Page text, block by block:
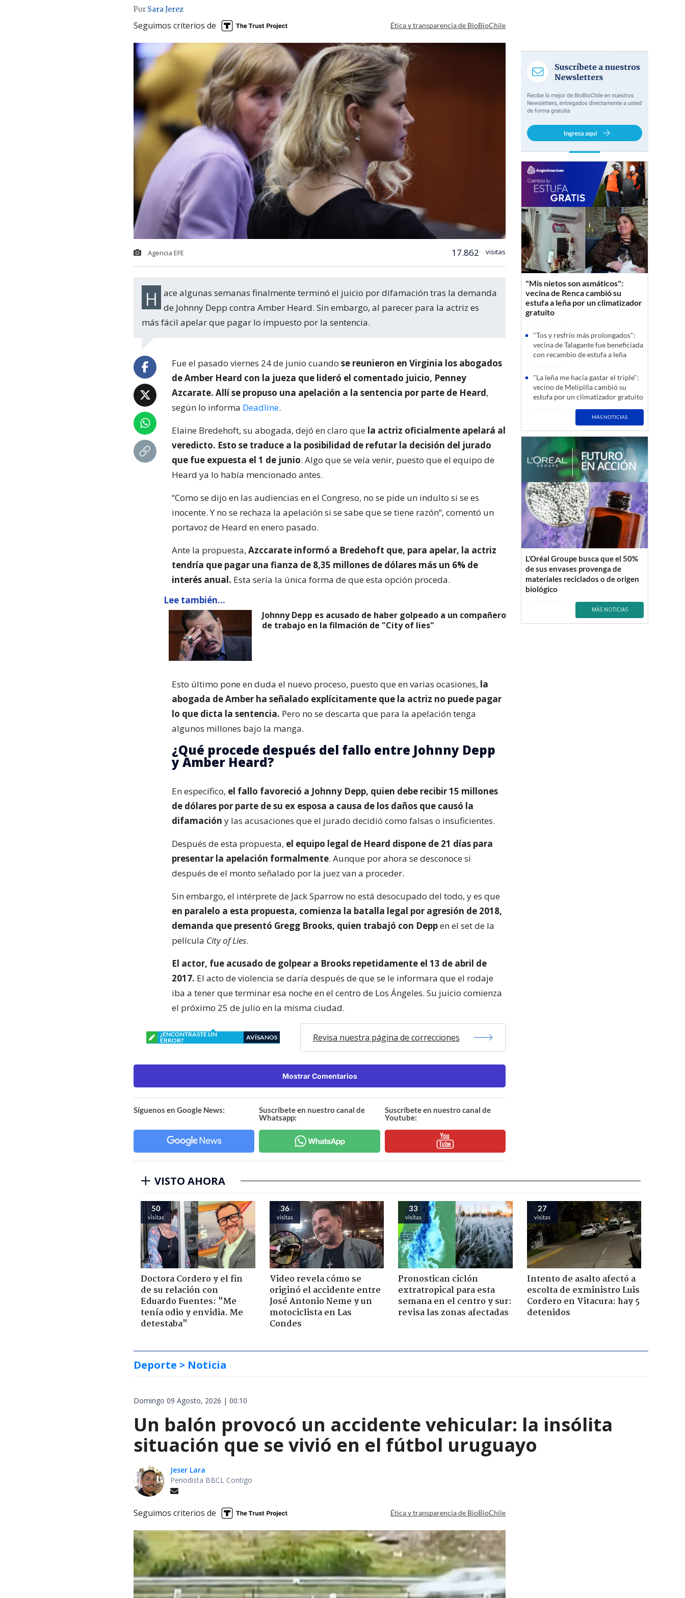
PorSara Jerez
Seguimos criterios de Ética y transparencia de BioBioChile
Agencia EFE 17.862 visitas
Hace algunas semanas finalmente terminó el juicio por difamación tras la demanda
de Johnny Depp contra Amber Heard. Sin embargo, al parecer para la actriz es
más fácil apelar que pagar lo impuesto por la sentencia.
Fue el pasado viernes 24 de junio cuando se reunieron en Virginia los abogados
de Amber Heard con la jueza que lideró el comentado juicio, Penney
Azcarate. Allí se propuso una apelación a la sentencia por parte de Heard,
según lo informa Deadline.
Elaine Bredehoft, su abogada, dejó en claro que la actriz oficialmente apelará al
veredicto. Esto se traduce a la posibilidad de refutar la decisión del jurado
que fue expuesta el 1 de junio. Algo que se veía venir, puesto que el equipo de
Heard ya lo había mencionado antes.
“Como se dijo en las audiencias en el Congreso, no se pide un indulto si se es
inocente. Y no se rechaza la apelación si se sabe que se tiene razón”, comentó un
portavoz de Heard en enero pasado.
Ante la propuesta, Azccarate informó a Bredehoft que, para apelar, la actriz
tendría que pagar una fianza de 8,35 millones de dólares más un 6% de
interés anual. Esta sería la única forma de que esta opción proceda.
Lee también...
Johnny Depp es acusado de haber golpeado a un compañero
de trabajo en la filmación de "City of lies"
Esto último pone en duda el nuevo proceso, puesto que en varias ocasiones, la
abogada de Amber ha señalado explícitamente que la actriz no puede pagar
lo que dicta la sentencia. Pero no se descarta que para la apelación tenga
algunos millones bajo la manga.
¿Qué procede después del fallo entre Johnny Depp
y Amber Heard?
En específico, el fallo favoreció a Johnny Depp, quien debe recibir 15 millones
de dólares por parte de su ex esposa a causa de los daños que causó la
difamación y las acusaciones que el jurado decidió como falsas o insuficientes.
Después de esta propuesta, el equipo legal de Heard dispone de 21 días para
presentar la apelación formalmente. Aunque por ahora se desconoce si
después de el monto señalado por la juez van a proceder.
Sin embargo, el intérprete de Jack Sparrow no está desocupado del todo, y es que
en paralelo a esta propuesta, comienza la batalla legal por agresión de 2018,
demanda que presentó Gregg Brooks, quien trabajó con Deppen el set de la
película City of Lies.
El actor, fue acusado de golpear a Brooks repetidamente el 13 de abril de
2017. El acto de violencia se daría después de que se le informara que el rodaje
iba a tener que terminar esa noche en el centro de Los Ángeles. Su juicio comienza
el próximo 25 de julio en la misma ciudad.
¿ENCONTRASTE UN
ERROR?
AVÍSANOS Revisa nuestra página de correcciones
Mostrar Comentarios
Síguenos en Google News:
Suscríbete en nuestro canal de
Whatsapp:
Suscríbete en nuestro canal de
Youtube:
"Mis nietos son asmáticos":
vecina de Renca cambió su
estufa a leña por un climatizador
gratuito
"Tos y resfrío más prolongados":
vecina de Talagante fue beneficiada
con recambio de estufa a leña
"La leña me hacía gastar el triple":
vecino de Melipilla cambió su
estufa por un climatizador gratuito
MÁS NOTICIAS
L’Oréal Groupe busca que el 50%
de sus envases provenga de
materiales reciclados o de origen
biológico
MÁS NOTICIAS
VISTO AHORA
50
visitas
Doctora Cordero y el fin
de su relación con
Eduardo Fuentes: "Me
tenía odio y envidia. Me
detestaba"
36
visitas
Video revela cómo se
originó el accidente entre
José Antonio Neme y un
motociclista en Las
Condes
33
visitas
Pronostican ciclón
extratropical para esta
semana en el centro y sur:
revisa las zonas afectadas
27
visitas
Intento de asalto afectó a
escolta de exministro Luis
Cordero en Vitacura: hay 5
detenidos
Deporte > Noticia
Domingo 09 Agosto, 2026 | 00:10
Un balón provocó un accidente vehicular: la insólita
situación que se vivió en el fútbol uruguayo
Jeser Lara
Periodista BBCL Contigo
Seguimos criterios de Ética y transparencia de BioBioChile